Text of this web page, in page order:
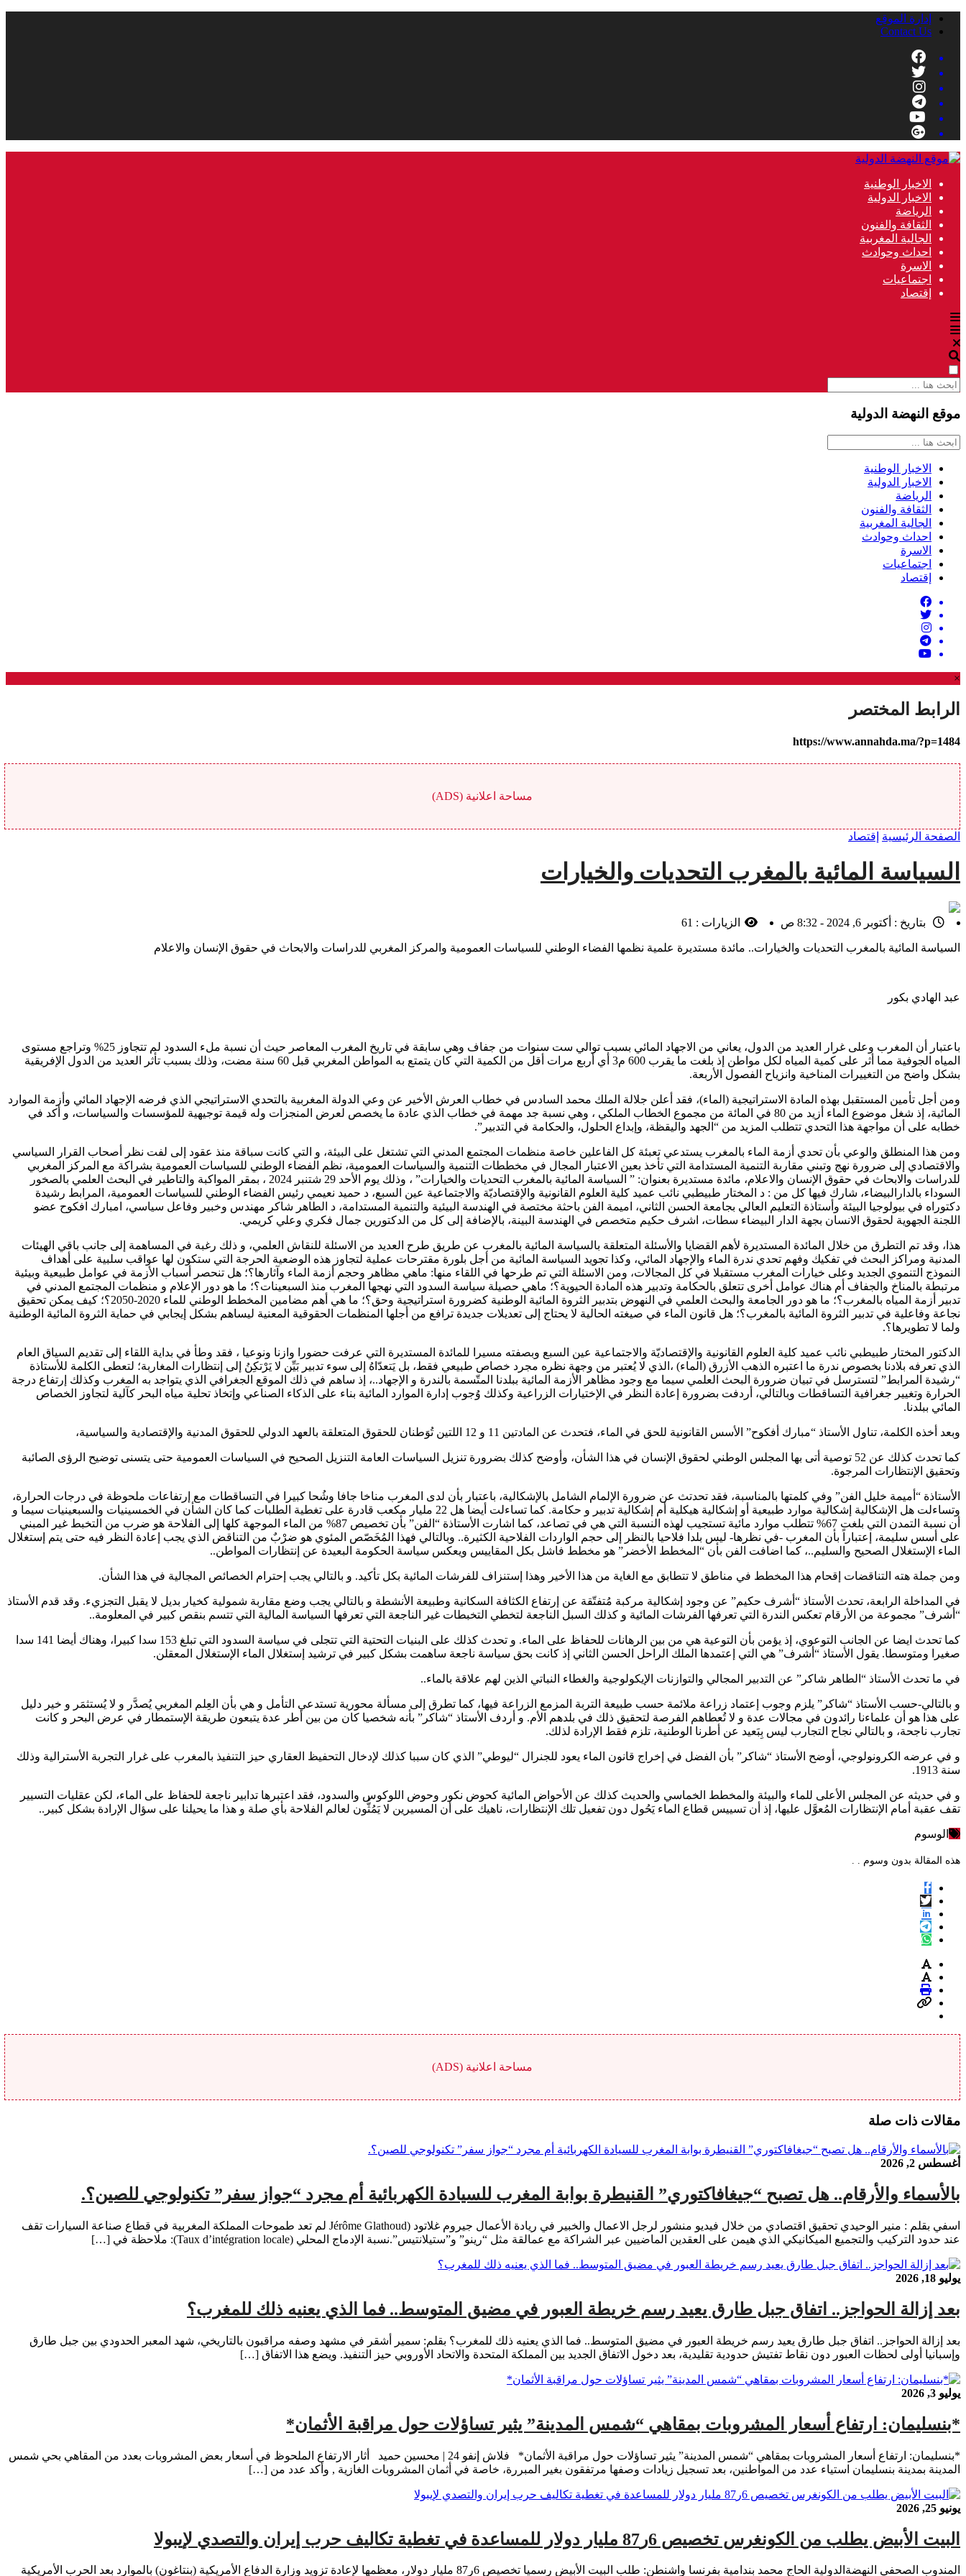
إدارة الموقع
Contact Us
الاخبار الوطنية
الاخبار الدولية
الرياضة
الثقافة والفنون
الجالية المغربية
احداث وحوادث
الاسرة
اجتماعيات
إقتصاد
موقع النهضة الدولية
الاخبار الوطنية
الاخبار الدولية
الرياضة
الثقافة والفنون
الجالية المغربية
احداث وحوادث
الاسرة
اجتماعيات
إقتصاد
×
الرابط المختصر
https://www.annahda.ma/?p=1484
مساحة اعلانية (ADS)
الصفحة الرئيسية إقتصاد
السياسة المائية بالمغرب التحديات والخيارات
بتاريخ : أكتوبر 6, 2024 - 8:32 ص الزيارات : 61
السياسة المائية بالمغرب التحديات والخيارات.. مائدة مستديرة علمية نظمها الفضاء الوطني للسياسات العمومية والمركز المغربي للدراسات والابحاث في حقوق الإنسان والاعلام
عبد الهادي بكور
باعتبار أن المغرب وعلى غرار العديد من الدول، يعاني من الاجهاد المائي بسبب توالي ست سنوات من جفاف وهي سابقة في تاريخ المغرب المعاصر حيث أن نسبة ملء السدود لم تتجاوز 25% وتراجع مستوى
المياه الجوفية مما أثر على كمية المياه لكل مواطن إذ بلغت ما يقرب 600 م3 أي أربع مرات أقل من الكمية التي كان يتمتع به المواطن المغربي قبل 60 سنة مضت، وذلك بسبب تأثر العديد من الدول الإفريقية
بشكل واضح من التغييرات المناخية وانزياح الفصول الأربعة.
ومن أجل تأمين المستقبل بهذه المادة الاستراتيجية (الماء)، فقد أعلن جلالة الملك محمد السادس في خطاب العرش الأخير عن وعي الدولة المغربية بالتحدي الاستراتيجي الذي فرضه الإجهاد المائي وأزمة الموارد
المائية، إذ شغل موضوع الماء أزيد من 80 في المائة من مجموع الخطاب الملكي ، وهي نسبة جد مهمة في خطاب الذي عادة ما يخصص لعرض المنجزات وله قيمة توجيهية للمؤسسات والسياسات، و أكد في
خطابه على أن مواجهة هذا التحدي تتطلب المزيد من “الجهد واليقظة، وإبداع الحلول، والحكامة في التدبير”.
ومن هذا المنطلق والوعي بأن تحدي أزمة الماء بالمغرب يستدعي تعبئة كل الفاعلين خاصة منظمات المجتمع المدني التي تشتغل على البيئة، و التي كانت سباقة منذ عقود إلى لفت نظر أصحاب القرار السياسي
والاقتصادي إلى ضرورة نهج وتبني مقاربة التنمية المستدامة التي تأخذ بعين الاعتبار المجال في مخططات التنمية والسياسات العمومية، نظم الفضاء الوطني للسياسات العمومية بشراكة مع المركز المغربي
للدراسات والابحاث في حقوق الإنسان والاعلام، مائدة مستديرة بعنوان: ” السياسة المائية بالمغرب التحديات والخيارات” ، وذلك يوم الأحد 29 شتنبر 2024 ، بمقر المواكبة والتاطير في البحث العلمي بالصخور
السوداء بالدارالبيضاء، شارك فيها كل من : د المختار طبيطبي نائب عميد كلية العلوم القانونية والإقتصاديّة والاجتماعية عين السبع، د حميد نعيمي رئيس الفضاء الوطني للسياسات العمومية، المرابط رشيدة
دكتوراه في بيولوجيا البيئة وأستاذة التعليم العالي بجامعة الحسن الثاني، اميمة الفن باحثة مختصة في الهندسة البيئية والتنمية المستدامة، د الطاهر شاكر مهندس وخبير وفاعل سياسي، امبارك افكوح عضو
اللجنة الجهوية لحقوق الانسان بجهة الدار البيضاء سطات، اشرف حكيم متخصص في الهندسة البينة، بالإضافة إلى كل من الدكتورين جمال فكري وعلي كريمي.
هذا، وقد تم التطرق من خلال المائدة المستديرة لأهم القضايا والأسئلة المتعلقة بالسياسة المائية بالمغرب عن طريق طرح العديد من الاسئلة للنقاش العلمي، و ذلك رغبة في المساهمة إلى جانب باقي الهيئات
المدنية ومراكز البحث في تفكيك وفهم تحدي ندرة الماء والإجهاد المائي، وكذا تجويد السياسة المائية من أجل بلورة مقترحات عملية لتجاوز هذه الوضعية الحرجة التي ستكون لها عواقب سلبية على أهداف
النموذج التنموي الجديد وعلى خيارات المغرب مستقبلا في كل المجالات، ومن الاسئلة التي تم طرحها في اللقاء منها: ماهي مظاهر وحجم أزمة الماء وآثارها؟؛ هل تنحصر أسباب الأزمة في عوامل طبيعية وبيئية
مرتبطة بالمناخ والجفاف أم هناك عوامل أخرى تتعلق بالحكامة وتدبير هذه المادة الحيوية؟؛ ماهي حصيلة سياسة السدود التي نهجها المغرب منذ السبعينات؟؛ ما هو دور الإعلام و منظمات المجتمع المدني في
تدبير أزمة المياه بالمغرب؟؛ ما هو دور الجامعة والبحث العلمي في النهوض بتدبير الثروة المائية الوطنية كضرورة استراتيجية وحق؟؛ ما هي أهم مضامين المخطط الوطني للماء 2020-2050؟؛ كيف يمكن تحقيق
نجاعة وفاعلية في تدبير الثروة المائية بالمغرب؟؛ هل قانون الماء في صيغته الحالية لا يحتاج إلى تعديلات جديدة ترافع من أجلها المنظمات الحقوقية المعنية ليساهم بشكل إيجابي في حماية الثروة المائية الوطنية
ولما لا تطويرها؟.
الدكتور المختار طبيطبي نائب عميد كلية العلوم القانونية والإقتصاديّة والاجتماعية عين السبع وبصفته مسيرا للمائدة المستديرة التي عرفت حضورا وازنا ونوعيا ، فقد وطأ في بداية اللقاء إلى تقديم السياق العام
الذي تعرفه بلادنا بخصوص ندرة ما اعتبره الذهب الأزرق (الماء) ،الذي لا يُعتبر من وجهة نظره مجرد خصاص طبيعي فقط، بل يَتعدّاهُ إلى سوء تدبير بَيِّن لا يَرْتكِنُ إلى إنتظارات المغاربة؛ لتعطى الكلمة للأستاذة
“رشيدة المرابط” لتسترسل في تبيان ضرورة البحث العلمي سيما مع وجود مظاهر الأزمة المائية ببلدنا المتّسمة بالندرة و الإجهاد..، إذ ساهم في ذلك الموقع الجغرافي الذي يتواجد به المغرب وكذلك إرتفاع درجة
الحرارة وتغيير جغرافية التساقطات وبالتالي، أردفت بضرورة إعادة النظر في الإختيارات الزراعية وكذلك وُجوب إدارة الموارد المائية بناء على الذكاء الصناعي وإتخاذ تحلية مياه البحر كآلية لتجاوز الخصاص
المائي ببلدنا.
وبعد أخذه الكلمة، تناول الأستاذ “مبارك أفكوح” الأسس القانونية للحق في الماء، فتحدث عن المادتين 11 و 12 اللتين تُوَطنان للحقوق المتعلقة بالعهد الدولي للحقوق المدنية والإقتصادية والسياسية،
كما تحدث كذلك عن 52 توصية أتى بها المجلس الوطني لحقوق الإنسان في هذا الشأن، وأوضح كذلك بضرورة تنزيل السياسات العامة التنزيل الصحيح في السياسات العمومية حتى يتسنى توضيح الرؤى الصائبة
وتحقيق الإنتظارات المرجوة.
الأستاذة “أميمة خليل الفن” وفي كلمتها بالمناسبة، فقد تحدتث عن ضرورة الإلمام الشامل بالإشكالية، باعتبار بأن لدى المغرب مناخا جافا وشُحا كبيرا في التساقطات مع إرتفاعات ملحوظة في درجات الحرارة،
وتساءلت هل الإشكالية إشكالية موارد طبيعية أو إشكالية هيكلية أم إشكالية تدبير و حكامة. كما تساءلت أيضا هل 22 مليار مكعب قادرة على تغطية الطلبات كما كان الشأن في الخمسينيات والسبعينيات سيما و
أن نسبة التمدن التي بلغت 67% تتطلب موارد مائية تستجيب لهذه النسبة التي هي في تصاعد، كما اشارت الأستاذة “الفن” بأن تخصيص 87% من الماء الموجهة كلها إلى الفلاحة هو ضرب من التخبط غير المبني
على أسس سليمة، إعتباراً بأن المغرب -في نظرها- ليس بلدا فلاحيا بالنظر إلى حجم الواردات الفلاحية الكثيرة.. وبالتالي فهذا المُخَصّص المئوي هو ضرْبٌ من التناقض الذي يجب إعادة النظر فيه حتى يتم إستغلال
الماء الإستغلال الصحيح والسليم..، كما اضافت الفن بأن “المخطط الأخضر” هو مخطط فاشل بكل المقاييس ويعكس سياسة الحكومة البعيدة عن إنتظارات المواطن..
ومن جملة هته التناقضات إقحام هذا المخطط في مناطق لا تتطابق مع الغاية من هذا الأخير وهذا إستنزاف للفرشات المائية بكل تأكيد. و بالتالي يجب إحترام الخصائص المجالية في هذا الشأن.
في المداخلة الرابعة، تحدث الأستاذ “أشرف حكيم” عن وجود إشكالية مركبة مُتفتّقة عن إرتفاع الكثافة السكانية وطبيعة الأنشطة و بالتالي يجب وضع مقاربة شمولية كخيار بديل لا يقبل التجزيء. وقد قدم الأستاذ
“أشرف” مجموعة من الأرقام تعكس الندرة التي تعرفها الفرشات المائية و كذلك السبل الناجعة لتخطي التخبطات غير الناجعة التي تعرفها السياسة المالية التي تتسم بنقص كبير في المعلومة..
كما تحدث ايضا عن الجانب التوعوي، إذ يؤمن بأن التوعية هي من بين الرهانات للحفاظ على الماء. و تحدث كذلك على البنيات التحتية التي تتجلى في سياسة السدود التي تبلغ 153 سدا كبيرا، وهناك أيضا 141 سدا
صغيرا ومتوسطا. يقول الأستاذ “أشرف” هي التي إعتمدها الملك الراحل الحسن الثاني إذ كانت بحق سياسة ناجعة ساهمت بشكل كبير في ترشيد إستغلال الماء الإستغلال المعقلن.
في ما تحدث الأستاذ “الطاهر شاكر” عن التدبير المجالي والتوازنات الإيكولوجية والغطاء النباتي الذين لهم علاقة بالماء..
و بالتالي-حسب الأستاذ “شاكر” يلزم وجوب إعتماد زراعة ملائمة حسب طبيعة التربة المزمع الزراعة فيها، كما تطرق إلى مسألة محورية تستدعي التأمل و هي بأن العِلم المغربي يُصدَّر و لا يُستثمَر و خير دليل
على هذا هو أن علماءنا رائدون في مجالات عدة و لا تُعطاهم الفرصة لتحقيق ذلك في بلدهم الأم. و أردف الأستاذ “شاكر” بأنه شخصيا كان من بين أطر عدة يتبعون طريقة الإستمطار في عرض البحر و كانت
تجارب ناجحة، و بالتالي نجاح التجارب ليس بِبَعيد عن أطرنا الوطنية، تلزم فقط الإرادة لذلك.
و في عرضه الكرونولوجي، أوضح الأستاذ “شاكر” بأن الفضل في إخراج قانون الماء يعود للجنرال “ليوطي” الذي كان سببا كذلك لإدخال التحفيظ العقاري حيز التنفيذ بالمغرب على غرار التجربة الأسترالية وذلك
سنة 1913.
و في حديثه عن المجلس الأعلى للماء والبيئة والمخطط الخماسي والحديث كذلك عن الأحواض المائية كحوض نكور وحوض اللوكوس والسدود، فقد اعتبرها تدابير ناجعة للحفاظ على الماء، لكن عقليات التسيير
تقف عقبة أمام الإنتظارات المُعوَّل عليها، إذ أن تسييس قطاع الماء يَحُول دون تفعيل تلك الإنتظارات، ناهيك على أن المسيرين لا يَمُثُّون لعالم الفلاحة بأي صلة و هذا ما يحيلنا على سؤال الإرادة بشكل كبير..
الوسوم
هذه المقالة بدون وسوم . .
مساحة اعلانية (ADS)
مقالات ذات صلة
أغسطس 2, 2026
بالأسماء والأرقام.. هل تصبح “جيغافاكتوري” القنيطرة بوابة المغرب للسيادة الكهربائية أم مجرد “جواز سفر” تكنولوجي للصين؟.
اسفي بقلم : منير الوحيدي تحقيق اقتصادي من خلال فيديو منشور لرجل الاعمال والخبير في ريادة الأعمال جيروم غلاتود (Jérôme Glathoud لم تعد طموحات المملكة المغربية في قطاع صناعة السيارات تقف
عند حدود التركيب والتجميع الميكانيكي الذي هيمن على العقدين الماضيين عبر الشراكة مع عمالقة مثل “رينو” و”ستيلانتيس”.نسبة الإدماج المحلي (Taux d’intégration locale): ملاحظة في […]
يوليو 18, 2026
بعد إزالة الحواجز.. اتفاق جبل طارق يعيد رسم خريطة العبور في مضيق المتوسط.. فما الذي يعنيه ذلك للمغرب؟
بعد إزالة الحواجز.. اتفاق جبل طارق يعيد رسم خريطة العبور في مضيق المتوسط.. فما الذي يعنيه ذلك للمغرب؟ بقلم: سمير أشقر في مشهد وصفه مراقبون بالتاريخي، شهد المعبر الحدودي بين جبل طارق
وإسبانيا أولى لحظات العبور دون نقاط تفتيش حدودية تقليدية، بعد دخول الاتفاق الجديد بين المملكة المتحدة والاتحاد الأوروبي حيز التنفيذ. ويضع هذا الاتفاق […]
يوليو 3, 2026
*بنسليمان: ارتفاع أسعار المشروبات بمقاهي “شمس المدينة” يثير تساؤلات حول مراقبة الأثمان*
*بنسليمان: ارتفاع أسعار المشروبات بمقاهي “شمس المدينة” يثير تساؤلات حول مراقبة الأثمان* فلاش إنفو 24 | محسين حميد أثار الارتفاع الملحوظ في أسعار بعض المشروبات بعدد من المقاهي بحي شمس
المدينة بمدينة بنسليمان استياء عدد من المواطنين، بعد تسجيل زيادات وصفها مرتفقون بغير المبررة، خاصة في أثمان المشروبات الغازية , وأكد عدد من […]
يونيو 25, 2026
البيت الأبيض يطلب من الكونغرس تخصيص 6ر87 مليار دولار للمساعدة في تغطية تكاليف حرب إيران والتصدي لإيبولا
المندوب الصحفي النهضةالدولية الحاج محمد بندامية بفرنسا واشنطن: طلب البيت الأبيض رسميا تخصيص 6ر87 مليار دولار، معظمها لإعادة تزويد وزارة الدفاع الأمريكية (بنتاغون) بالموارد بعد الحرب الأمريكية